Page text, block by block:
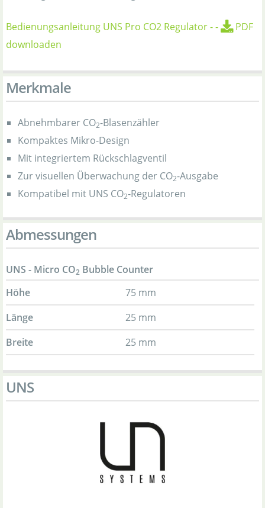
Bedienungsanleitung UNS Pro CO2 Regulator--
PDF
downloaden
Merkmale
Abnehmbarer CO2-Blasenzähler
Kompaktes Mikro-Design
Mit integriertem Rückschlagventil
Zur visuellen Überwachung der CO2-Ausgabe
Kompatibel mit UNS CO2-Regulatoren
Abmessungen
UNS - Micro CO2 Bubble Counter
Höhe
75 mm
Länge
25 mm
Breite
25 mm
UNS